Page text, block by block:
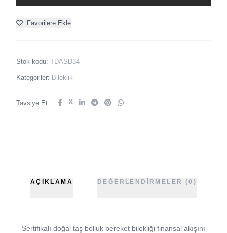
Favorilere Ekle
Stok kodu: TDASD34
Kategoriler: Bileklik
Tavsiye Et: X
AÇIKLAMA DEĞERLENDIRMELER (0)
Sertifikalı doğal taş bolluk bereket bilekliği finansal akışını